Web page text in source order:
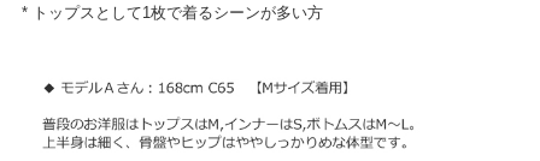
* トップスとして1枚で着るシーンが多い方